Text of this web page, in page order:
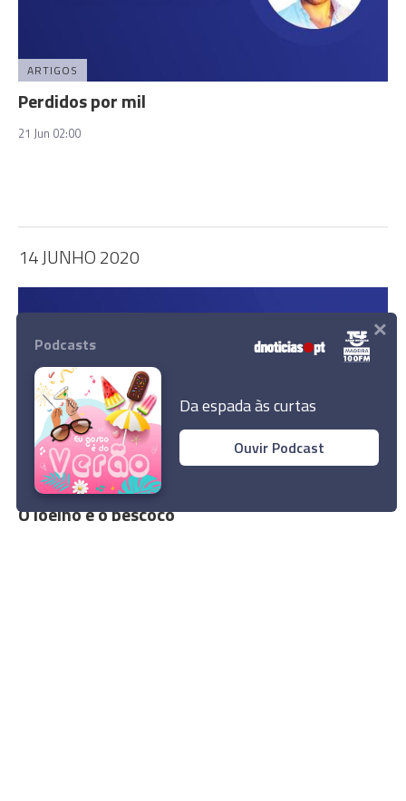
ARTIGOS
Perdidos por mil
21 Jun 02:00
14 JUNHO 2020
CRÓNICAS
O joelho e o pescoço
Podcasts
Da espada às curtas
Ouvir Podcast
×